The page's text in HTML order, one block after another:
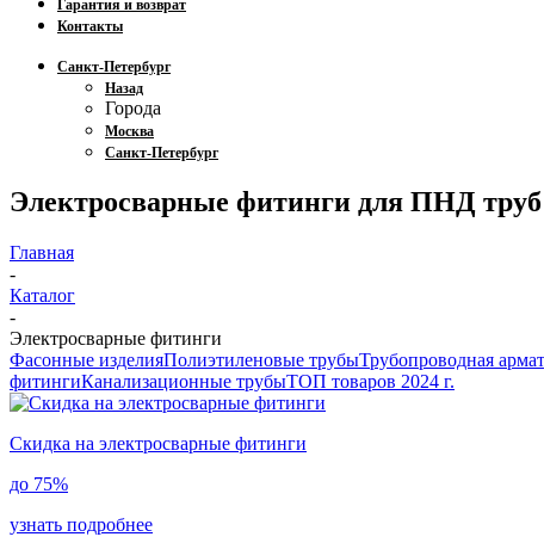
Гарантия и возврат
Контакты
Санкт-Петербург
Назад
Города
Москва
Санкт-Петербург
Электросварные фитинги для ПНД
Главная
-
Каталог
-
Электросварные фитинги
Фасонные изделияПолиэтиленовые трубыТрубопроводная
фитингиКанализационные трубыТОП товаров 2024 г.
Скидка на электросварные фитинги
до 75%
узнать подробнее